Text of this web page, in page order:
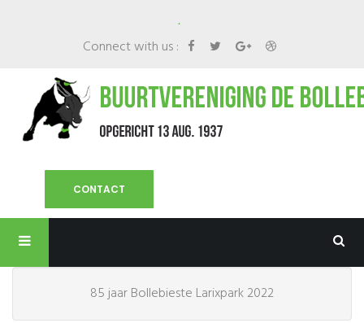
.
Connect with us :
CONTACT
85 jaar Bollebieste Larixpark 2022